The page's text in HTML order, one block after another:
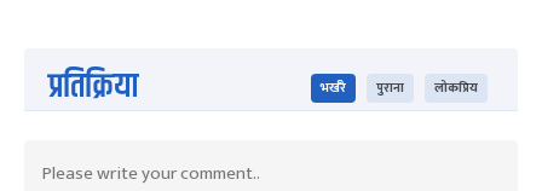
प्रतिक्रिया भर्खरै पुराना लोकप्रिय